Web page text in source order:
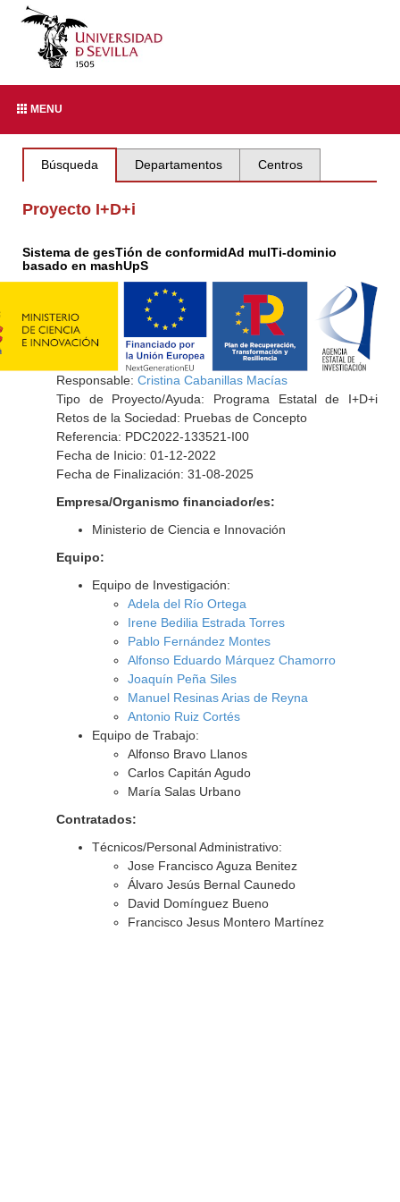
MENU
Búsqueda Departamentos Centros
Proyecto I+D+i
Sistema de gesTión de conformidAd mulTi-dominio
basado en mashUpS
Responsable: Cristina Cabanillas Macías
Tipo de Proyecto/Ayuda: Programa Estatal de I+D+i
Retos de la Sociedad: Pruebas de Concepto
Referencia: PDC2022-133521-I00
Fecha de Inicio: 01-12-2022
Fecha de Finalización: 31-08-2025
Empresa/Organismo financiador/es:
Ministerio de Ciencia e Innovación
Equipo:
Equipo de Investigación:
Adela del Río Ortega
Irene Bedilia Estrada Torres
Pablo Fernández Montes
Alfonso Eduardo Márquez Chamorro
Joaquín Peña Siles
Manuel Resinas Arias de Reyna
Antonio Ruiz Cortés
Equipo de Trabajo:
Alfonso Bravo Llanos
Carlos Capitán Agudo
María Salas Urbano
Contratados:
Técnicos/Personal Administrativo:
Jose Francisco Aguza Benitez
Álvaro Jesús Bernal Caunedo
David Domínguez Bueno
Francisco Jesus Montero Martínez